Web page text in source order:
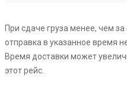
При сдаче груза менее, чем
отправка в указанное время
Время доставки может
этот рейс.